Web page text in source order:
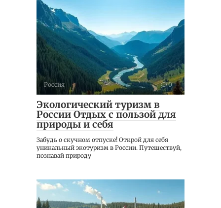
Россия 0
Экологический туризм в
России Отдых с пользой для
природы и себя
Забудь о скучном отпуске! Открой для себя
уникальный экотуризм в России. Путешествуй,
познавай природу